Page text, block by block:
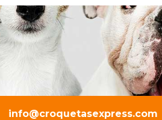
info@croquetasexpress.com